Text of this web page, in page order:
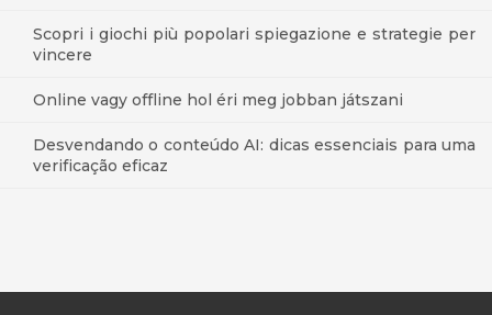
Scopri i giochi più popolari spiegazione e strategie per
vincere
Online vagy offline hol éri meg jobban játszani
Desvendando o conteúdo AI: dicas essenciais para uma
verificação eficaz